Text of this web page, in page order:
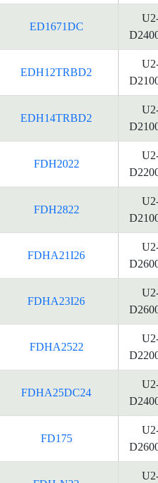
ED1671DC
EDH12TRBD2
EDH14TRBD2
FDH2022
FDH2822
FDHA21I26
FDHA23I26
FDHA2522
FDHA25DC24
FD175